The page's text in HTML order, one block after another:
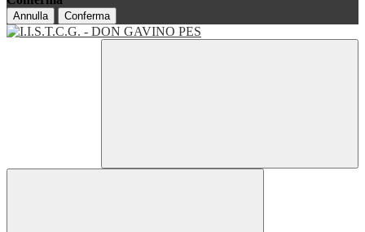
Annulla Conferma